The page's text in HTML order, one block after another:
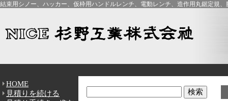
結束用シノー、ハッカー、仮枠用ハンドルレンチ、電動レンチ、造作用丸鋸定規
HOME
見積りを続ける